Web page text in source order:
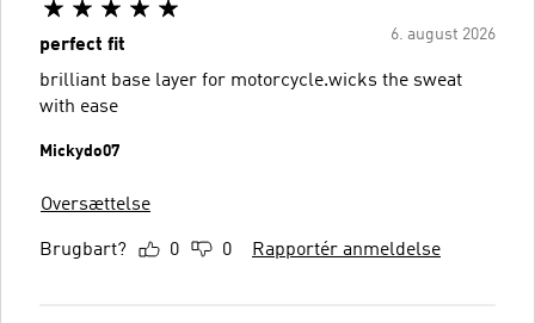
6. august 2026
perfect fit
brilliant base layer for motorcycle.wicks the sweat
with ease
Mickydo07
Oversættelse
Brugbart? 0 0 Rapportér anmeldelse